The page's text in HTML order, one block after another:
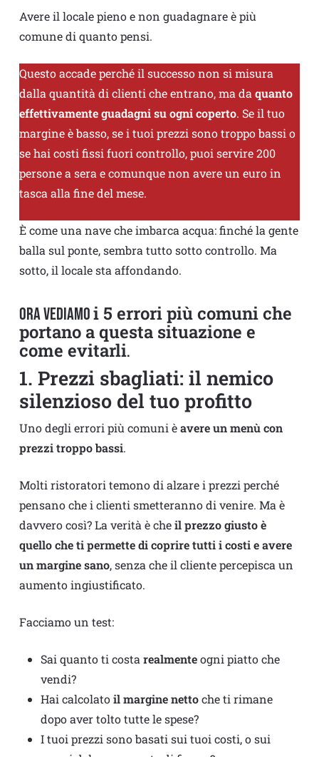
Avere il locale pieno e non guadagnare è più
comune di quanto pensi.
Questo accade perché il successo non si misura
dalla quantità di clienti che entrano, ma da quanto
effettivamente guadagni su ogni coperto. Se il tuo
margine è basso, se i tuoi prezzi sono troppo bassi o
se hai costi fissi fuori controllo, puoi servire 200
persone a sera e comunque non avere un euro in
tasca alla fine del mese.
È come una nave che imbarca acqua: finché la gente
balla sul ponte, sembra tutto sotto controllo. Ma
sotto, il locale sta affondando.
Ora vediamoi 5 errori più comuni che
portano a questa situazione e
come evitarli.
1. Prezzi sbagliati: il nemico
silenzioso del tuo profitto
Uno degli errori più comuni èavere un menù con
prezzi troppo bassi.
Molti ristoratori temono di alzare i prezzi perché
pensano che i clienti smetteranno di venire. Ma è
davvero così? La verità è cheil prezzo giusto è
quello che ti permette di coprire tutti i costi e avere
un margine sano, senza che il cliente percepisca un
aumento ingiustificato.
Facciamo un test:
Sai quanto ti costa realmenteogni piatto che
vendi?
Hai calcolatoil margine nettoche ti rimane
dopo aver tolto tutte le spese?
I tuoi prezzi sono basati sui tuoi costi, o sui